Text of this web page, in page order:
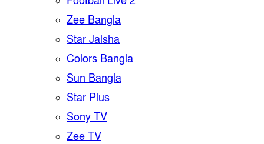
Zee Bangla
Star Jalsha
Colors Bangla
Sun Bangla
Star Plus
Sony TV
Zee TV